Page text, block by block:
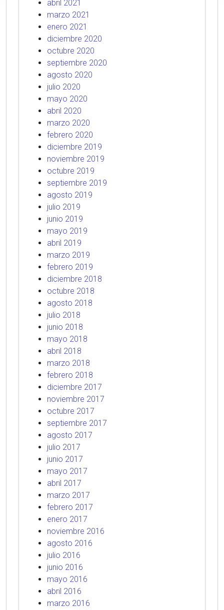
abril 2021
marzo 2021
enero 2021
diciembre 2020
octubre 2020
septiembre 2020
agosto 2020
julio 2020
mayo 2020
abril 2020
marzo 2020
febrero 2020
diciembre 2019
noviembre 2019
octubre 2019
septiembre 2019
agosto 2019
julio 2019
junio 2019
mayo 2019
abril 2019
marzo 2019
febrero 2019
diciembre 2018
octubre 2018
agosto 2018
julio 2018
junio 2018
mayo 2018
abril 2018
marzo 2018
febrero 2018
diciembre 2017
noviembre 2017
octubre 2017
septiembre 2017
agosto 2017
julio 2017
junio 2017
mayo 2017
abril 2017
marzo 2017
febrero 2017
enero 2017
noviembre 2016
agosto 2016
julio 2016
junio 2016
mayo 2016
abril 2016
marzo 2016